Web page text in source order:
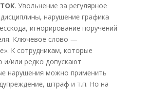
. Увольнение за регулярное
нарушение графика
игнорирование поручений
Ключевое слово —
К сотрудникам, которые
и/или редко допускают
нарушения можно применить
штраф и т.п. Но на